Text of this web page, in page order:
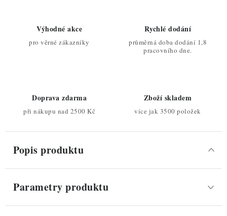
Výhodné akce
pro věrné zákazníky
Rychlé dodání
průměrná doba dodání 1,8
pracovního dne.
Doprava zdarma
při nákupu nad 2500 Kč
Zboží skladem
více jak 3500 položek
Popis produktu
Parametry produktu